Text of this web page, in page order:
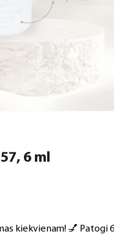
6 ml
kiekvienam! 💅